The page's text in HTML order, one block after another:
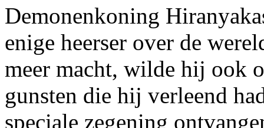
Demonenkoning
enige heerser over de
meer macht, wilde hij ook
gunsten die hij verleend
speciale zegening